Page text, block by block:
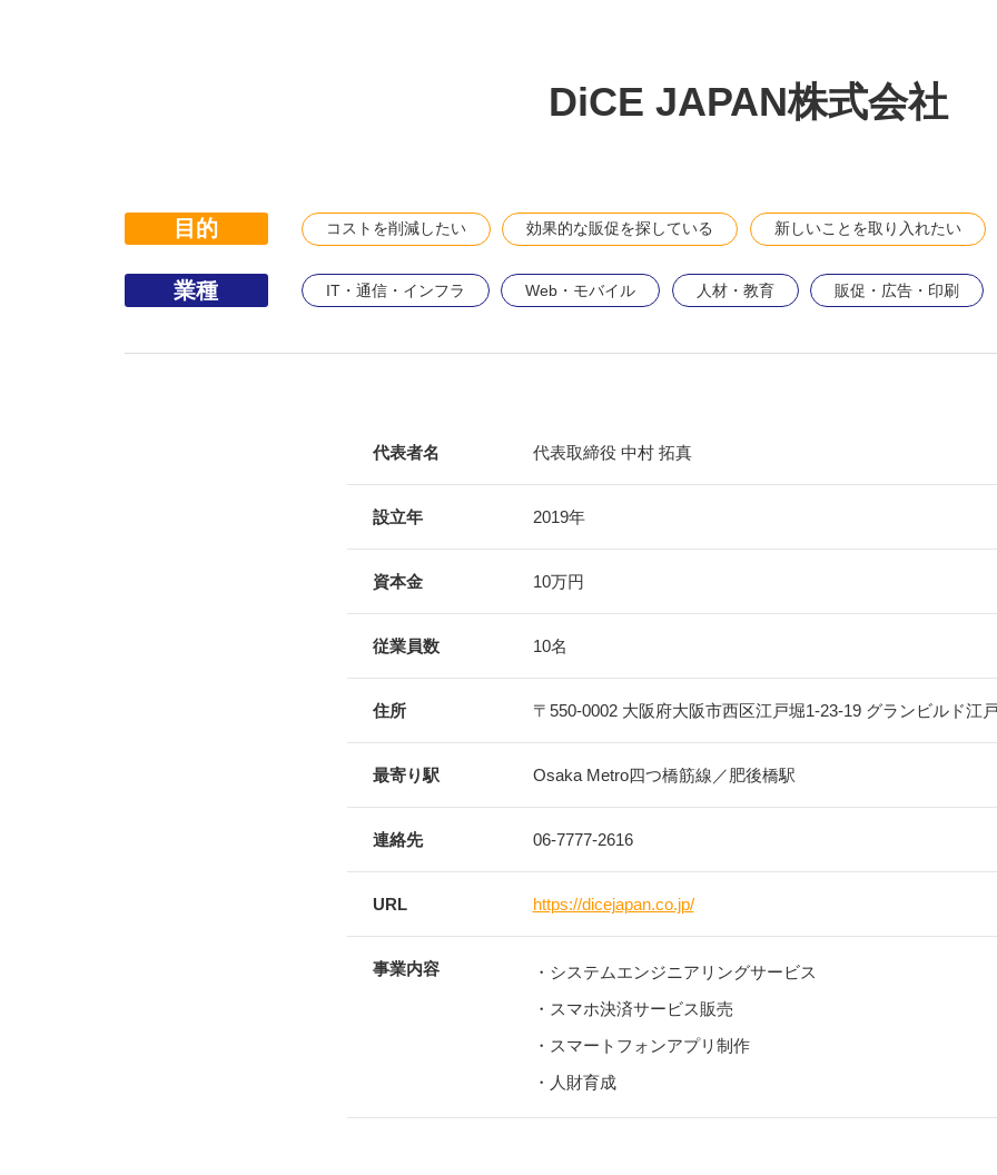
DiCE JAPAN株式会社
目的 コストを削減したい 効果的な販促を探している 新しいことを取り入れたい
業種 IT・通信・インフラ Web・モバイル 人材・教育 販促・広告・印刷
代表者名 代表取締役 中村 拓真
設立年 2019年
資本金 10万円
従業員数 10名
住所 〒550-0002 大阪府大阪市西区江戸堀1-23-19 グランビルド江
最寄り駅 Osaka Metro四つ橋筋線／肥後橋駅
連絡先 06-7777-2616
URL https://dicejapan.co.jp/
事業内容
・システムエンジニアリングサービス
・スマホ決済サービス販売
・スマートフォンアプリ制作
・人財育成